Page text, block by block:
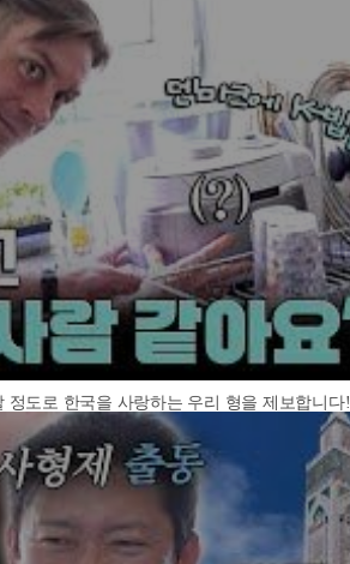
정도로 한국을 사랑하는 우리 형을 제보합니다!